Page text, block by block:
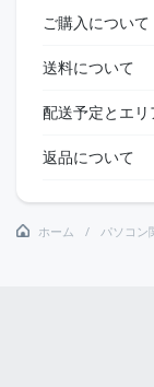
ご購入について
送料について
配送予定とエリ
返品について
ホーム パソコン